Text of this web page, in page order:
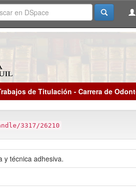
de Titulación - Carrera de
3317/26210
y técnica adhesiva.